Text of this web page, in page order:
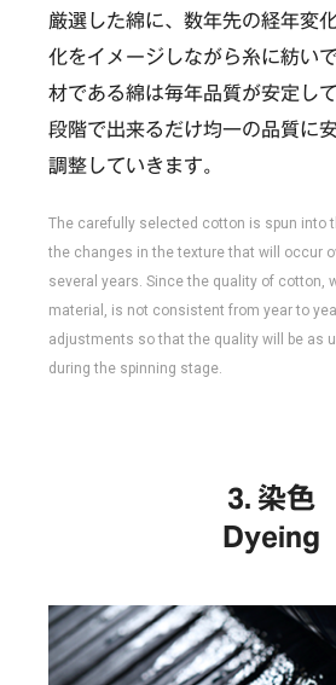
厳選した綿に、数年先の経年変
化をイメージしながら糸に紡い
材である綿は毎年品質が安定し
段階で出来るだけ均一の品質に
調整していきます。
The carefully selected cotton is spun into
the changes in the texture that will occur
several years. Since the quality of cotton,
material, is not consistent from year to
adjustments so that the quality will be as
during the spinning stage.
染色
Dyeing